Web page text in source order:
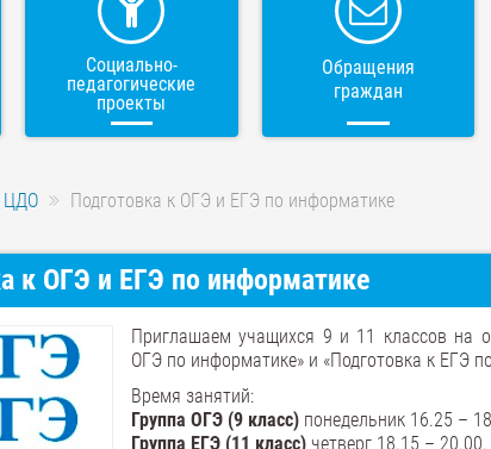
Социально-
педагогические
проекты
Обращения
граждан
ЦДО Подготовка к ОГЭ и ЕГЭ по информатике
к ОГЭ и ЕГЭ по информатике
Приглашаем учащихся 9 и 11 классов на
ОГЭ по информатике» и «Подготовка к ЕГЭ
Время занятий:
Группа ОГЭ (9 класс) понедельник 16.25 –
Группа ЕГЭ (11 класс) четверг 18.15 – 20.00.